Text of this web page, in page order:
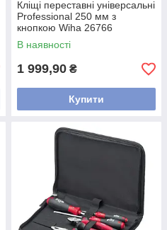
Кліщі переставні універсальні
Professional 250 мм з
кнопкою Wiha 26766
В наявності
1 999,90 ₴
Купити